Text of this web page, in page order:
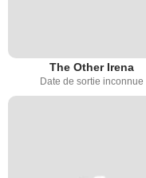
The Other Irena
Date de sortie inconnue